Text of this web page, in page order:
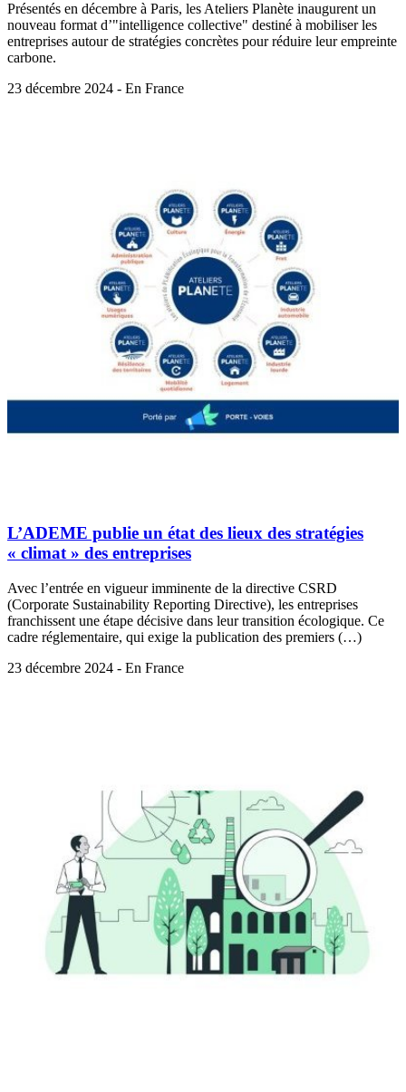
Présentés en décembre à Paris, les Ateliers Planète inaugurent un
nouveau format d’"intelligence collective" destiné à mobiliser les
entreprises autour de stratégies concrètes pour réduire leur empreinte
carbone.
23 décembre 2024 - En France
L’ADEME publie un état des lieux des stratégies
« climat » des entreprises
Avec l’entrée en vigueur imminente de la directive CSRD
(Corporate Sustainability Reporting Directive), les entreprises
franchissent une étape décisive dans leur transition écologique. Ce
cadre réglementaire, qui exige la publication des premiers (…)
23 décembre 2024 - En France